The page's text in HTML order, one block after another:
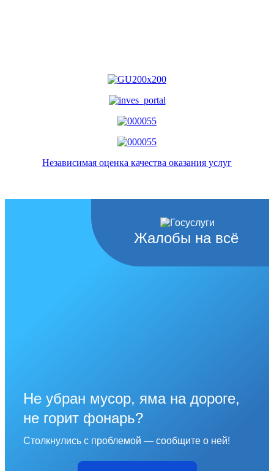
Независимая оценка качества оказания услуг
Жалобы на всё
Не убран мусор, яма на дороге,
не горит фонарь?
Столкнулись с проблемой — сообщите о ней!